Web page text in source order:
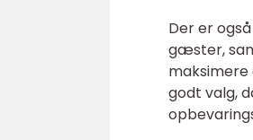
Der er
gæster,
godt valg,